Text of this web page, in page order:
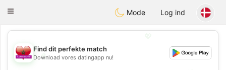
Maroc Dating
Toggle
Mode Log ind
💖
Find dit perfekte match
Download vores datingapp nu!